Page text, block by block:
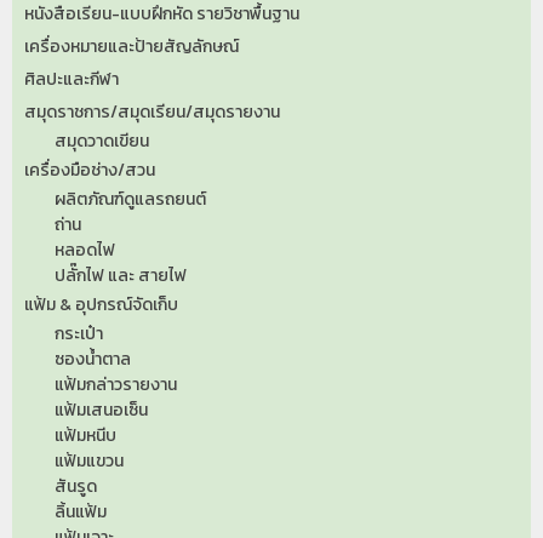
หนังสือเรียน-แบบฝึกหัด รายวิชาพื้นฐาน
เครื่องหมายและป้ายสัญลักษณ์
ศิลปะและกีฬา
สมุดราชการ/สมุดเรียน/สมุดรายงาน
สมุดวาดเขียน
เครื่องมือช่าง/สวน
ผลิตภัณฑ์ดูแลรถยนต์
ถ่าน
หลอดไฟ
ปลั๊กไฟ และ สายไฟ
แฟ้ม & อุปกรณ์จัดเก็บ
กระเป๋า
ซองน้ำตาล
แฟ้มกล่าวรายงาน
แฟ้มเสนอเซ็น
แฟ้มหนีบ
แฟ้มแขวน
สันรูด
ลิ้นแฟ้ม